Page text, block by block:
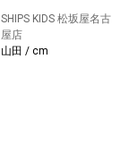
SHIPS KIDS 松坂屋名古
屋店
山田 / cm